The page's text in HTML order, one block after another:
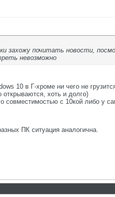
захожу почитать новости,
невозможно
10 в Г-хроме ни чего не
хоть и долго)
совместимостью с 10кой либо у
ПК ситуация аналогична.